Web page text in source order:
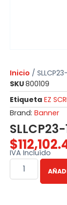
Inicio /
SKU800109
Etiqueta EZ
Brand: Banner
$
IVA Incluído